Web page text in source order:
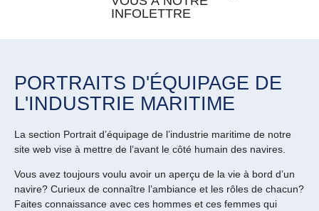
INFOLETTRE
PORTRAITS D'ÉQUIPAGE DE
L'INDUSTRIE MARITIME
La section Portrait d’équipage de l’industrie maritime de notre
site web vise à mettre de l’avant le côté humain des navires.
Vous avez toujours voulu avoir un aperçu de la vie à bord d’un
navire? Curieux de connaître l’ambiance et les rôles de chacun?
Faites connaissance avec ces hommes et ces femmes qui